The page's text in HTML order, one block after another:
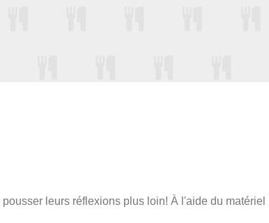
leurs réflexions plus loin! À l'aide du matériel